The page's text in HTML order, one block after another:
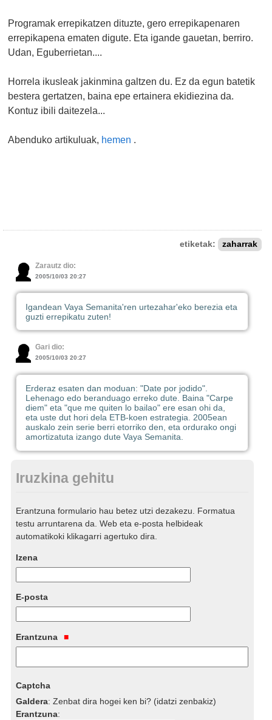
Programak errepikatzen dituzte, gero errepikapenaren
errepikapena ematen digute. Eta igande gauetan, berriro.
Udan, Eguberrietan....
Horrela ikusleak jakinmina galtzen du. Ez da egun batetik
bestera gertatzen, baina epe ertainera ekidiezina da.
Kontuz ibili daitezela...
Abenduko artikuluak, hemen .
etiketak: zaharrak
Zarautz dio:
2005/10/03 20:27
Igandean Vaya Semanita'ren urtezahar'eko berezia eta
guzti errepikatu zuten!
Gari dio:
2005/10/03 20:27
Erderaz esaten dan moduan: "Date por jodido".
Lehenago edo beranduago erreko dute. Baina "Carpe
diem" eta "que me quiten lo bailao" ere esan ohi da,
eta uste dut hori dela ETB-koen estrategia. 2005ean
auskalo zein serie berri etorriko den, eta ordurako ongi
amortizatuta izango dute Vaya Semanita.
Iruzkina gehitu
Erantzuna formulario hau betez utzi dezakezu. Formatua
testu arruntarena da. Web eta e-posta helbideak
automatikoki klikagarri agertuko dira.
Izena
E-posta
Erantzuna
Captcha
Galdera:Zenbat dira hogei ken bi? (idatzi zenbakiz)
Erantzuna: